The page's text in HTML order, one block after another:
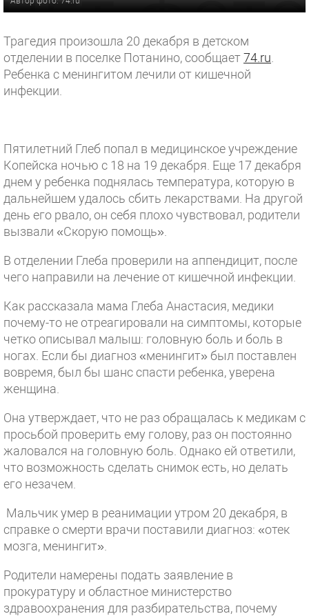
Трагедия произошла 20 декабря в детском
отделении в поселке Потанино, сообщает74.ru
Ребенка с менингитом лечили от кишечной
инфекции.
Пятилетний Глеб попал в медицинское учреждение
Копейска ночью с 18 на 19 декабря. Еще 17 декабря
днем у ребенка поднялась температура, которую в
дальнейшем удалось сбить лекарствами. На другой
день его рвало, он себя плохо чувствовал, родители
вызвали «Скорую помощь».
В отделении Глеба проверили на аппендицит, после
чего направили на лечение от кишечной инфекции.
Как рассказала мама Глеба Анастасия, медики
почему-то не отреагировали на симптомы, которые
четко описывал малыш: головную боль и боль в
ногах. Если бы диагноз «менингит» был поставлен
вовремя, был бы шанс спасти ребенка, уверена
женщина.
Она утверждает, что не раз обращалась к медикам с
просьбой проверить ему голову, раз он постоянно
жаловался на головную боль. Однако ей ответили,
что возможность сделать снимок есть, но делать
его незачем.
Мальчик умер в реанимации утром 20 декабря, в
справке о смерти врачи поставили диагноз: «отек
мозга, менингит».
Родители намерены подать заявление в
прокуратуру и областное министерство
здравоохранения для разбирательства, почему